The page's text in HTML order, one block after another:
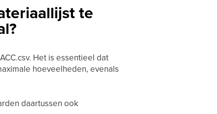
te
Het is essentieel dat
hoeveelheden, evenals
daartussen ook